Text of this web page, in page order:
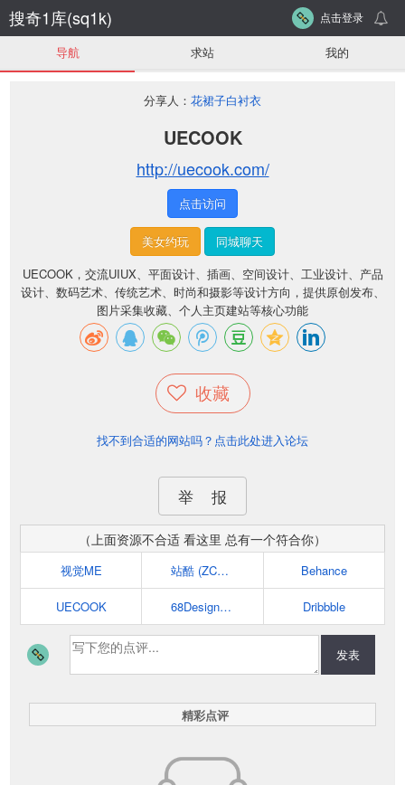
搜奇1库(sq1k) 点击登录
导航 求站 我的
分享人： 花裙子白衬衣
UECOOK
http://uecook.com/
点击访问
美女约玩
同城聊天
UECOOK，交流UIUX、平面设计、插画、空间设计、工业设计、产品
设计、数码艺术、传统艺术、时尚和摄影等设计方向，提供原创发布、
图片采集收藏、个人主页建站等核心功能
收藏
找不到合适的网站吗？点击此处进入论坛
举 报
（上面资源不合适 看这里 总有一个符合你）
视觉ME 站酷 (ZCOOL) Behance
UECOOK 68Design-互联网设计师成长社区 Dribbble
发表
精彩点评